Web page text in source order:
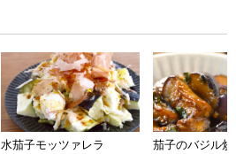
水茄子モッツァレラ 茄子のバジル炒